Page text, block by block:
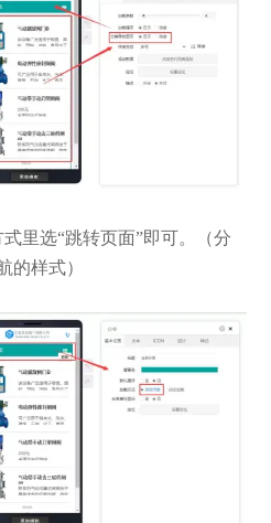
里选“跳转页面”即可。（分
的样式）